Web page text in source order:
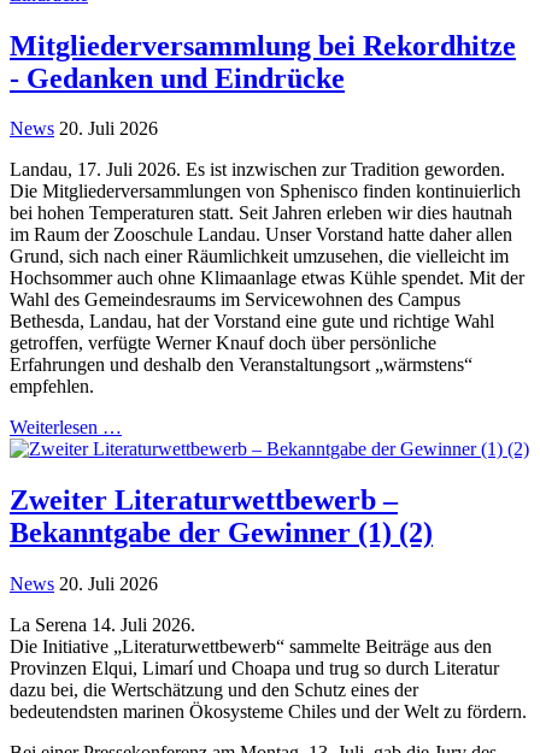
Mitgliederversammlung bei Rekordhitze
- Gedanken und Eindrücke
News 20. Juli 2026
Landau, 17. Juli 2026. Es ist inzwischen zur Tradition geworden.
Die Mitgliederversammlungen von Sphenisco finden kontinuierlich
bei hohen Temperaturen statt. Seit Jahren erleben wir dies hautnah
im Raum der Zooschule Landau. Unser Vorstand hatte daher allen
Grund, sich nach einer Räumlichkeit umzusehen, die vielleicht im
Hochsommer auch ohne Klimaanlage etwas Kühle spendet. Mit der
Wahl des Gemeindesraums im Servicewohnen des Campus
Bethesda, Landau, hat der Vorstand eine gute und richtige Wahl
getroffen, verfügte Werner Knauf doch über persönliche
Erfahrungen und deshalb den Veranstaltungsort „wärmstens“
empfehlen.
Weiterlesen …
Zweiter Literaturwettbewerb –
Bekanntgabe der Gewinner (1) (2)
News 20. Juli 2026
La Serena 14. Juli 2026.
Die Initiative „Literaturwettbewerb“ sammelte Beiträge aus den
Provinzen Elqui, Limarí und Choapa und trug so durch Literatur
dazu bei, die Wertschätzung und den Schutz eines der
bedeutendsten marinen Ökosysteme Chiles und der Welt zu fördern.